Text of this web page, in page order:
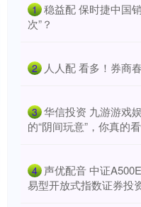
1 稳益配 保时捷中国
次”？
2 人人配 看多！券商
3 华信投资 九游游戏
的“阴间玩意”，你真的
4 声优配音 中证
易型开放式指数证券投